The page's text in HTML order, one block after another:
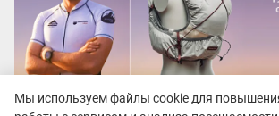
Мы используем файлы cookie для